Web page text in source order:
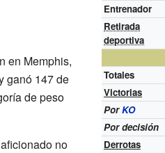
Entrenador
Retirada
deportiva
Totales
Victorias
PorKO
Por decisión
Derrotas
en Memphis,
ganó 147 de
de peso
no